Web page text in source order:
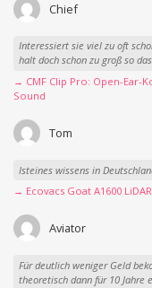
Chief
Interessiert sie viel zu oft
halt doch schon zu groß so
→ CMF Clip Pro: Open-Ear-
Sound
Tom
Isteines wissens in
→ Ecovacs Goat A1600
Aviator
Für deutlich weniger Geld
theoretisch dann für 10 Jahre